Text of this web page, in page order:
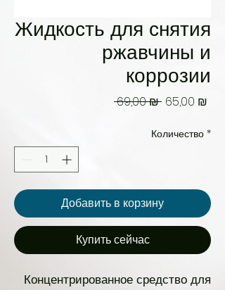
Жидкость для снятия
ржавчины и
коррозии
69,00 ₪ Обычная
65,00 ₪
Количество *
Добавить в корзину
Купить сейчас
Концентрированное средство для